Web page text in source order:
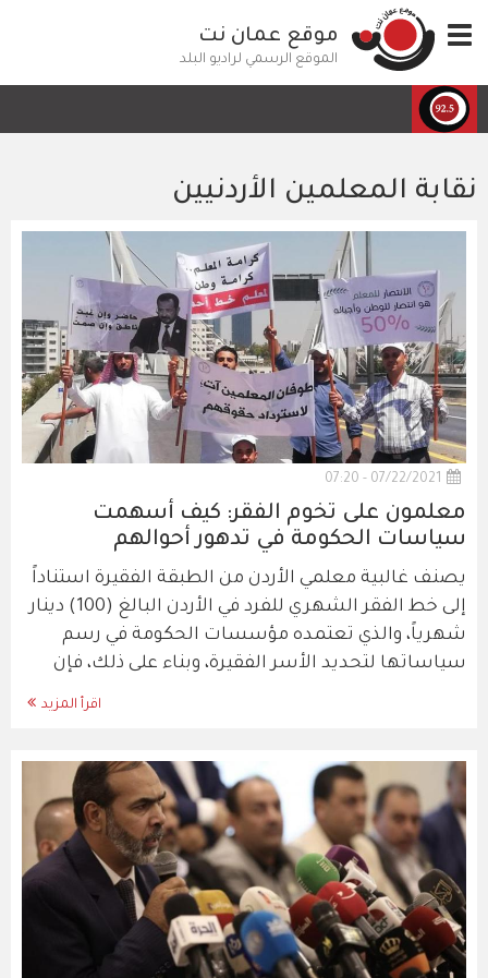
إلى
المحتوى
الرئيسي
Toggle
navigation
موقع عمان نت
الموقع الرسمي لراديو البلد
نقابة المعلمين الأردنيين
07/22/2021 - 07:20
معلمون على تخوم الفقر: كيف أسهمت
سياسات الحكومة في تدهور أحوالهم
يصنف غالبية معلمي الأردن من الطبقة الفقيرة استناداً
إلى خط الفقر الشهري للفرد في الأردن البالغ (100) دينار
شهرياً، والذي تعتمده مؤسسات الحكومة في رسم
سياساتها لتحديد الأسر الفقيرة، وبناء على ذلك، فإن
اقرأ المزيد